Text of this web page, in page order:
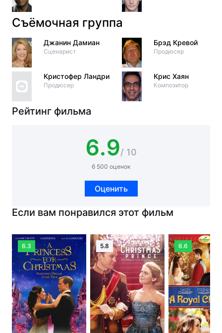
Съёмочная группа
Джанин Дамиан
Сценарист
Кристофер Ландри
Продюсер
Брэд Кревой
Продюсер
Крис Хаян
Композитор
Рейтинг фильма
6.9/ 10
6 500 оценок
Оценить
Если вам понравился этот фильм
6.3 5.8 6.6